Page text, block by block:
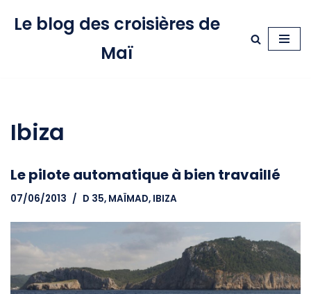
Le blog des croisières de
Maï
Ibiza
Le pilote automatique à bien travaillé
07/06/2013 D 35, MAÏMAD, IBIZA